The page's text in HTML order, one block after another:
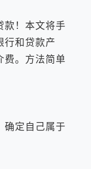
！本文将手
行和贷款产
费。方法简单
定自己属于